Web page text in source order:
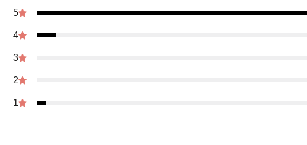
5
4
3
2
1